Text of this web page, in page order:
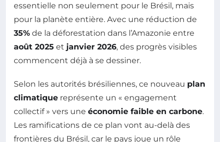
essentielle non seulement pour le Brésil, mais
pour la planète entière. Avec une réduction de
35% de la déforestation dans l’Amazonie entre
août 2025 et janvier 2026, des progrès visibles
commencent déjà à se dessiner.
Selon les autorités brésiliennes, ce nouveau plan
climatique représente un « engagement
collectif » vers une économie faible en carbone.
Les ramifications de ce plan vont au-delà des
frontières du Brésil, car le pays joue un rôle